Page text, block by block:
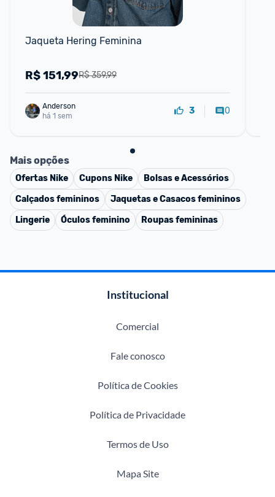
Jaqueta Hering Feminina
R$ 359,99
R$151,99
Anderson
há 1 sem
3 0
Mais opções
Ofertas Nike Cupons Nike
Bolsas e Acessórios
Calçados femininos
Jaquetas e Casacos femininos
Lingerie
Óculos feminino Roupas femininas
Institucional
Comercial
Fale conosco
Política de Cookies
Política de Privacidade
Termos de Uso
Mapa Site